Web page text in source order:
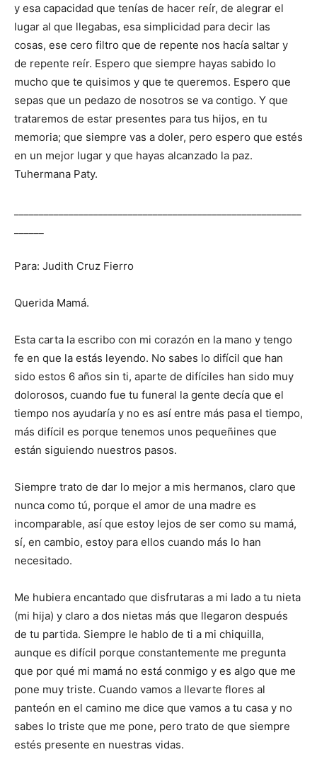
y esa capacidad que tenías de hacer reír, de alegrar el
lugar al que llegabas, esa simplicidad para decir las
cosas, ese cero filtro que de repente nos hacía saltar y
de repente reír. Espero que siempre hayas sabido lo
mucho que te quisimos y que te queremos. Espero que
sepas que un pedazo de nosotros se va contigo. Y que
trataremos de estar presentes para tus hijos, en tu
memoria; que siempre vas a doler, pero espero que estés
en un mejor lugar y que hayas alcanzado la paz.
Tuhermana Paty.
Para: Judith Cruz Fierro
Querida Mamá.
Esta carta la escribo con mi corazón en la mano y tengo
fe en que la estás leyendo. No sabes lo difícil que han
sido estos 6 años sin ti, aparte de difíciles han sido muy
dolorosos, cuando fue tu funeral la gente decía que el
tiempo nos ayudaría y no es así entre más pasa el tiempo,
más difícil es porque tenemos unos pequeñines que
están siguiendo nuestros pasos.
Siempre trato de dar lo mejor a mis hermanos, claro que
nunca como tú, porque el amor de una madre es
incomparable, así que estoy lejos de ser como su mamá,
sí, en cambio, estoy para ellos cuando más lo han
necesitado.
Me hubiera encantado que disfrutaras a mi lado a tu nieta
(mi hija) y claro a dos nietas más que llegaron después
de tu partida. Siempre le hablo de ti a mi chiquilla,
aunque es difícil porque constantemente me pregunta
que por qué mi mamá no está conmigo y es algo que me
pone muy triste. Cuando vamos a llevarte flores al
panteón en el camino me dice que vamos a tu casa y no
sabes lo triste que me pone, pero trato de que siempre
estés presente en nuestras vidas.